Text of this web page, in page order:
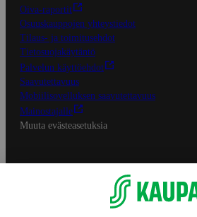
Oiva-raportit
Osuuskauppojen yhteystiedot
Tilaus- ja toimitusehdot
Tietosuojakäytäntö
Palvelun käyttöehdot
Saavutettavuus
Mobiilisovelluksen saavutettavuus
Mainostajalle
Muuta evästeasetuksia
S-ryhmän palvelut